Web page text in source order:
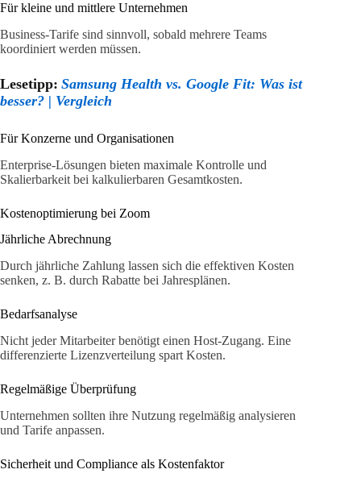
Für kleine und mittlere Unternehmen
Business-Tarife sind sinnvoll, sobald mehrere Teams
koordiniert werden müssen.
Lesetipp: Samsung Health vs. Google Fit: Was ist
besser? | Vergleich
Für Konzerne und Organisationen
Enterprise-Lösungen bieten maximale Kontrolle und
Skalierbarkeit bei kalkulierbaren Gesamtkosten.
Kostenoptimierung bei Zoom
Jährliche Abrechnung
Durch jährliche Zahlung lassen sich die effektiven Kosten
senken, z. B. durch Rabatte bei Jahresplänen.
Bedarfsanalyse
Nicht jeder Mitarbeiter benötigt einen Host-Zugang. Eine
differenzierte Lizenzverteilung spart Kosten.
Regelmäßige Überprüfung
Unternehmen sollten ihre Nutzung regelmäßig analysieren
und Tarife anpassen.
Sicherheit und Compliance als Kostenfaktor